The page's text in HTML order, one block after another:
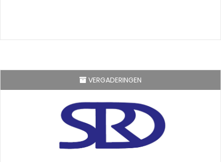
VERGADERINGEN